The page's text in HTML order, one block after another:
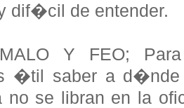
dif�cil de entender.
Y FEO;
�til saber a d�nde
no se libran en la